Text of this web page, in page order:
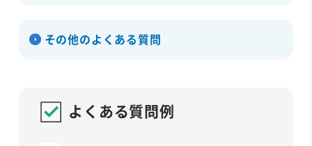
その他のよくある質問
よくある質問例